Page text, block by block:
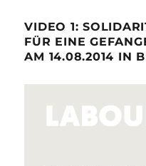
VIDEO 1:
FÜR EINE
AM 14.08.2014 IN